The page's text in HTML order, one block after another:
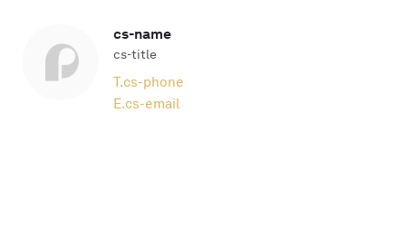
cs-name
cs-title
T.cs-phone
E.cs-email